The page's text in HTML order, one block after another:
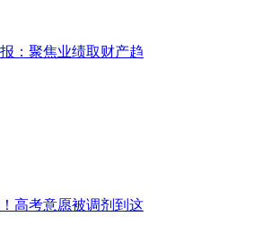
：聚焦业绩取财产趋
高考意愿被调剂到这